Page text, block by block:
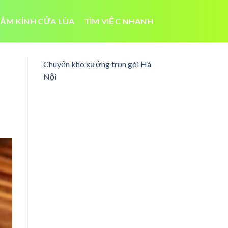
KÍNH CỬA LÙA TÌM VIỆC NHANH
Chuyển kho xưởng trọn gói Hà
Nội